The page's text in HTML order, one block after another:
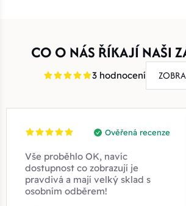
CO O NÁS ŘÍKAJÍ NAŠI
3 hodnocení
Ověřená recenze
Vše proběhlo OK, navíc
dostupnost co zobrazují je
pravdivá a mají velký sklad s
osobním odběrem!